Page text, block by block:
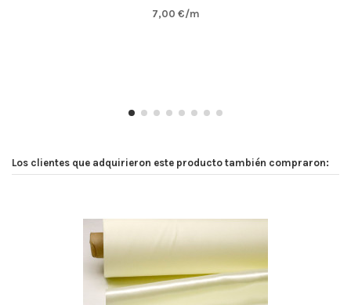
7,00 €/m
Los clientes que adquirieron este producto también compraron: